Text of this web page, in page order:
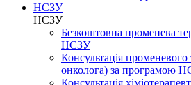
НСЗУ
НСЗУ
Безкоштовна променева
НСЗУ
Консультація променевого
онколога) за програмою
Консультація